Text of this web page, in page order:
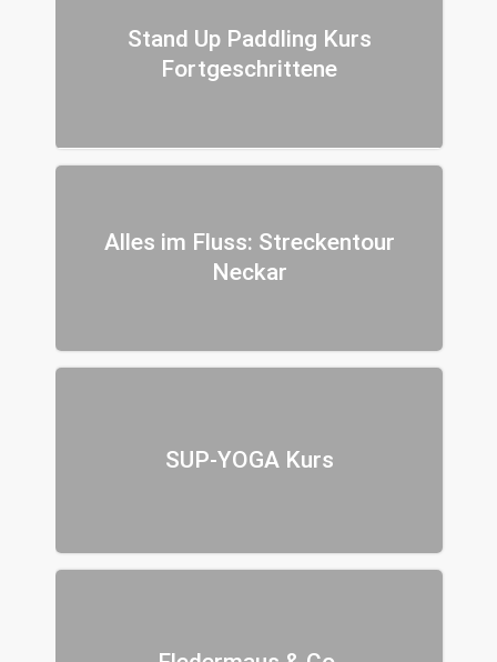
Stand Up Paddling Kurs
Fortgeschrittene
Alles im Fluss: Streckentour
Neckar
SUP-YOGA Kurs